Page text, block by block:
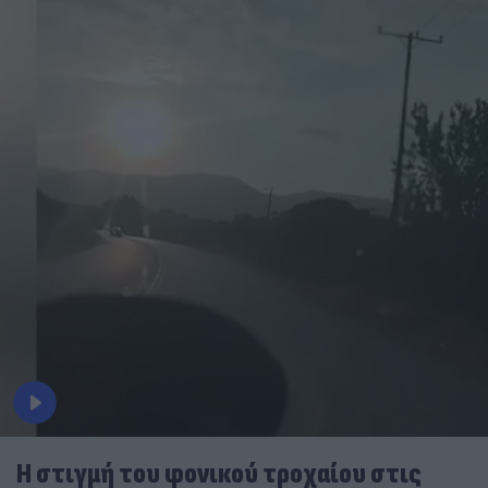
Η στιγμή του φονικού τροχαίου στις